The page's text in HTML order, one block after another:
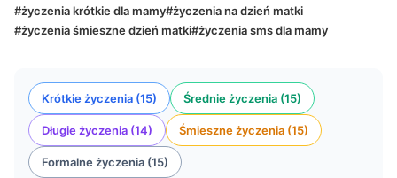
#życzenia krótkie dla mamy#życzenia na dzień matki
#życzenia śmieszne dzień matki#życzenia sms dla mamy
Krótkie życzenia (15) Średnie życzenia (15)
Długie życzenia (14) Śmieszne życzenia (15)
Formalne życzenia (15)